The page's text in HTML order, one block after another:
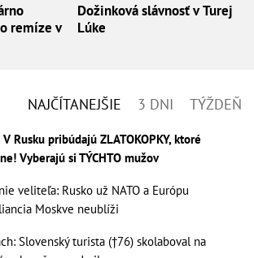
remíze v
Dožinková slávnosť v Turej
Lúke
NAJČÍTANEJŠIE 3 DNI TÝŽDEŇ
V Rusku pribúdajú ZLATOKOPKY, ktoré
Vyberajú si TÝCHTO mužov
veliteľa: Rusko už NATO a Európu
Moskve neublíži
Slovenský turista (†76) skolaboval na